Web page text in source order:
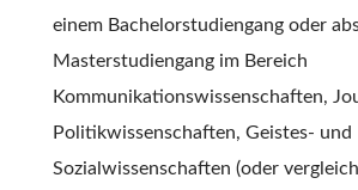
einem Bachelorstudiengang oder
Masterstudiengang im Bereich
Kommunikationswissenschaften,
Politikwissenschaften, Geistes- und
Sozialwissenschaften (oder